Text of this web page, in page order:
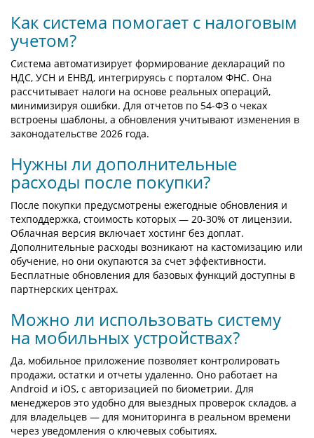
Как система помогает с налоговым
учетом?
Система автоматизирует формирование деклараций по
НДС, УСН и ЕНВД, интегрируясь с порталом ФНС. Она
рассчитывает налоги на основе реальных операций,
минимизируя ошибки. Для отчетов по 54-ФЗ о чеках
встроены шаблоны, а обновления учитывают изменения в
законодательстве 2026 года.
Нужны ли дополнительные
расходы после покупки?
После покупки предусмотрены ежегодные обновления и
техподдержка, стоимость которых — 20-30% от лицензии.
Облачная версия включает хостинг без доплат.
Дополнительные расходы возникают на кастомизацию или
обучение, но они окупаются за счет эффективности.
Бесплатные обновления для базовых функций доступны в
партнерских центрах.
Можно ли использовать систему
на мобильных устройствах?
Да, мобильное приложение позволяет контролировать
продажи, остатки и отчеты удаленно. Оно работает на
Android и iOS, с авторизацией по биометрии. Для
менеджеров это удобно для выездных проверок складов, а
для владельцев — для мониторинга в реальном времени
через уведомления о ключевых событиях.